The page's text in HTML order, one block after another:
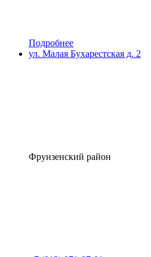
Подробнее
ул. Малая Бухарестская д. 2
Фрунзенский район